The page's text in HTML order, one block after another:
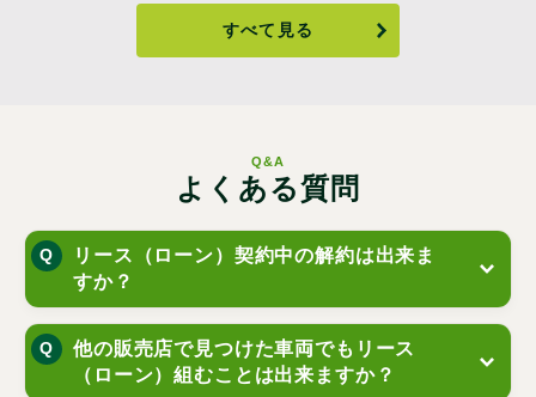
すべて見る
Q&A
よくある質問
リース（ローン）契約中の解約は出来ま
すか？
他の販売店で見つけた車両でもリース
（ローン）組むことは出来ますか？